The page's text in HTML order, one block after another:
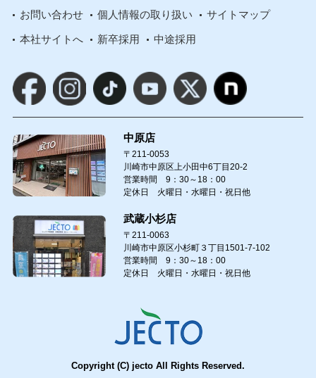
お問い合わせ 個人情報の取り扱い サイトマップ
本社サイトへ 新卒採用 中途採用
中原店
〒211-0053
川崎市中原区上小田中6丁目20-2
営業時間 9：30～18：00
定休日 火曜日・水曜日・祝日他
武蔵小杉店
〒211-0063
川崎市中原区小杉町３丁目1501-7-102
営業時間 9：30～18：00
定休日 火曜日・水曜日・祝日他
Copyright (C) jecto All Rights Reserved.